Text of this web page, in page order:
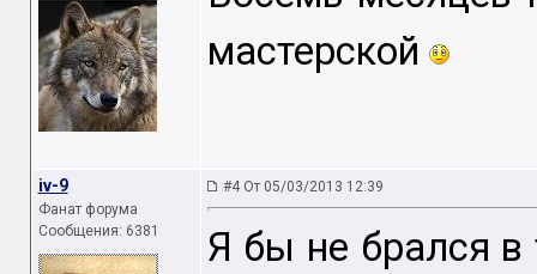
мастерской
iv-9
Фанат форума
Сообщения: 6381
#4 От 05/03/2013 12:39
Я бы не брался